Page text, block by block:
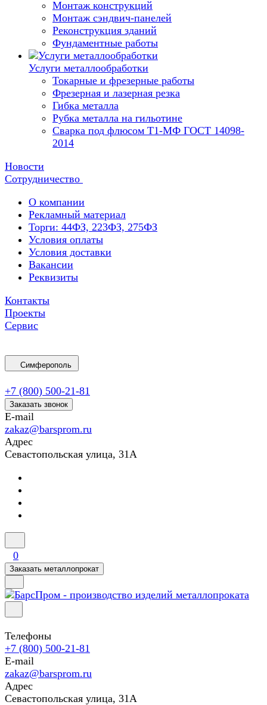
Монтаж конструкций
Монтаж сэндвич-панелей
Реконструкция зданий
Фундаментные работы
Услуги металлообработки
Токарные и фрезерные работы
Фрезерная и лазерная резка
Гибка металла
Рубка металла на гильотине
Сварка под флюсом Т1-МФ ГОСТ 14098-
2014
Новости
Сотрудничество
О компании
Рекламный материал
Торги: 44ФЗ, 223ФЗ, 275ФЗ
Условия оплаты
Условия доставки
Вакансии
Реквизиты
Контакты
Проекты
Сервис
Симферополь
+7 (800) 500-21-81
Заказать звонок
E-mail
zakaz@barsprom.ru
Адрес
Севастопольская улица, 31А
0
Заказать металлопрокат
Телефоны
+7 (800) 500-21-81
E-mail
zakaz@barsprom.ru
Адрес
Севастопольская улица, 31А